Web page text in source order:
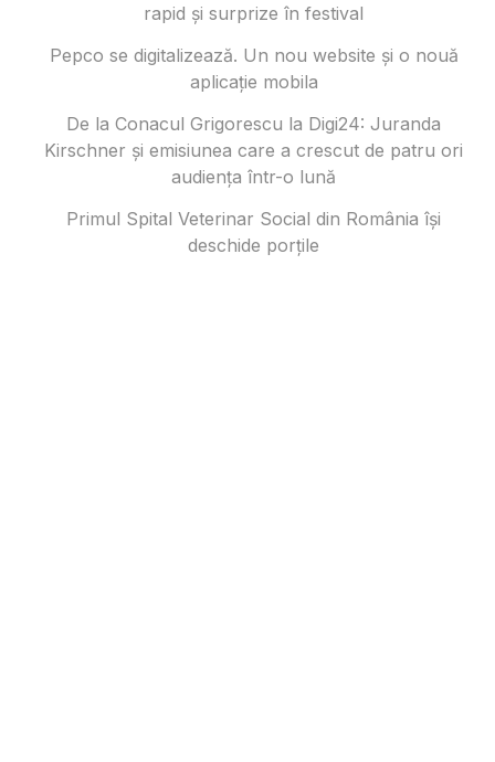
rapid și surprize în festival
Pepco se digitalizează. Un nou website și o nouă
aplicație mobila
De la Conacul Grigorescu la Digi24: Juranda
Kirschner și emisiunea care a crescut de patru ori
audiența într-o lună
Primul Spital Veterinar Social din România își
deschide porțile